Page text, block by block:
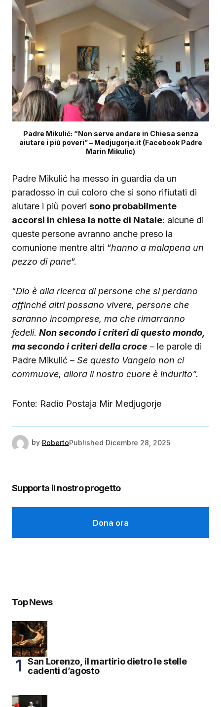
Padre Mikulić: “Non serve andare in Chiesa senza
aiutare i più poveri” – Medjugorje.it (Facebook Padre
Marin Mikulic)
Padre Mikulić ha messo in guardia da un
paradosso in cui coloro che si sono rifiutati di
aiutare i più poveri sono probabilmente
accorsi in chiesa la notte di Natale: alcune di
queste persone avranno anche preso la
comunione mentre altri “hanno a malapena un
pezzo di pane“.
“Dio è alla ricerca di persone che si perdano
affinché altri possano vivere, persone che
saranno incomprese, ma che rimarranno
fedeli. Non secondo i criteri di questo mondo,
ma secondo i criteri della croce – le parole di
Padre Mikulić – Se questo Vangelo non ci
commuove, allora il nostro cuore è indurito”.
Fonte: Radio Postaja Mir Medjugorje
by RobertoPublished Dicembre 28, 2025
Supporta il nostro progetto
Dona ora
Top News
San Lorenzo, il martirio dietro le stelle
cadenti d’agosto